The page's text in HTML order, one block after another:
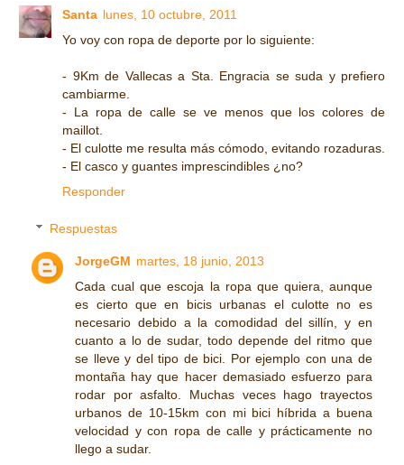
Santa lunes, 10 octubre, 2011
Yo voy con ropa de deporte por lo siguiente:
- 9Km de Vallecas a Sta. Engracia se suda y prefiero
cambiarme.
- La ropa de calle se ve menos que los colores de
maillot.
- El culotte me resulta más cómodo, evitando rozaduras.
- El casco y guantes imprescindibles ¿no?
Responder
Respuestas
JorgeGM martes, 18 junio, 2013
Cada cual que escoja la ropa que quiera, aunque
es cierto que en bicis urbanas el culotte no es
necesario debido a la comodidad del sillín, y en
cuanto a lo de sudar, todo depende del ritmo que
se lleve y del tipo de bici. Por ejemplo con una de
montaña hay que hacer demasiado esfuerzo para
rodar por asfalto. Muchas veces hago trayectos
urbanos de 10-15km con mi bici híbrida a buena
velocidad y con ropa de calle y prácticamente no
llego a sudar.